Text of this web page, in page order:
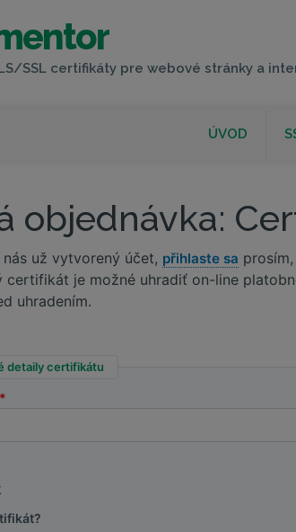
SSL certifikáty pre webové stránky a
ÚVOD
objednávka:
už vytvorený účet, přihlaste sa
certifikát je možné uhradiť on-line
uhradením.
detaily certifikátu